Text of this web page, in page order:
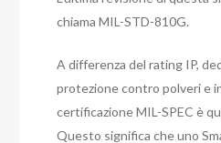
chiama MIL-STD-810G.
A differenza del rating IP,
protezione contro polveri e
certificazione MIL-SPEC è
Questo significa che uno